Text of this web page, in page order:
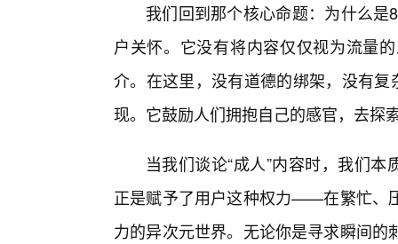
我们回到那个核心命题：为什么
户关怀。它没有将内容仅仅视为流量
介。在这里，没有道德的绑架，没有
现。它鼓励人们拥抱自己的感官，去探
当我们谈论“成人”内容时，我们
正是赋予了用户这种权力——在繁忙、
力的异次元世界。无论你是寻求瞬间